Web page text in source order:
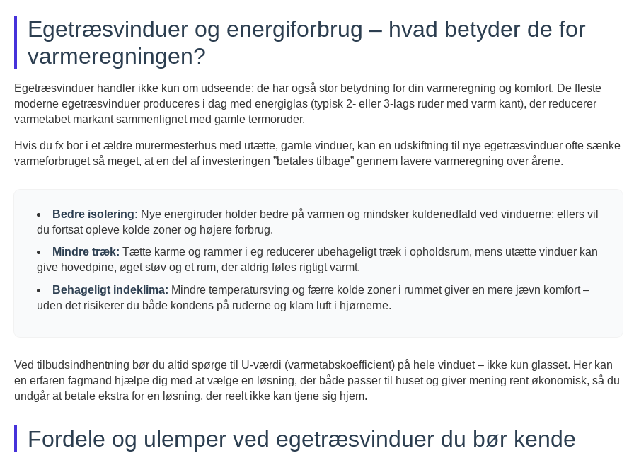
Egetræsvinduer og energiforbrug – hvad betyder de for
varmeregningen?
Egetræsvinduer handler ikke kun om udseende; de har også stor betydning for din varmeregning og komfort. De fleste
moderne egetræsvinduer produceres i dag med energiglas (typisk 2- eller 3-lags ruder med varm kant), der reducerer
varmetabet markant sammenlignet med gamle termoruder.
Hvis du fx bor i et ældre murermesterhus med utætte, gamle vinduer, kan en udskiftning til nye egetræsvinduer ofte sænke
varmeforbruget så meget, at en del af investeringen ”betales tilbage” gennem lavere varmeregning over årene.
Bedre isolering: Nye energiruder holder bedre på varmen og mindsker kuldenedfald ved vinduerne; ellers vil
du fortsat opleve kolde zoner og højere forbrug.
Mindre træk: Tætte karme og rammer i eg reducerer ubehageligt træk i opholdsrum, mens utætte vinduer kan
give hovedpine, øget støv og et rum, der aldrig føles rigtigt varmt.
Behageligt indeklima: Mindre temperatursving og færre kolde zoner i rummet giver en mere jævn komfort –
uden det risikerer du både kondens på ruderne og klam luft i hjørnerne.
Ved tilbudsindhentning bør du altid spørge til U-værdi (varmetabskoefficient) på hele vinduet – ikke kun glasset. Her kan
en erfaren fagmand hjælpe dig med at vælge en løsning, der både passer til huset og giver mening rent økonomisk, så du
undgår at betale ekstra for en løsning, der reelt ikke kan tjene sig hjem.
Fordele og ulemper ved egetræsvinduer du bør kende